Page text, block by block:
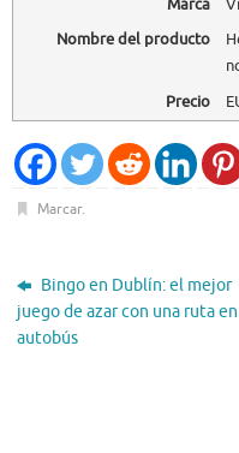
Nombre del producto
Precio
Marcar.
Bingo en Dublín: el mejor
juego de azar con una ruta en
autobús